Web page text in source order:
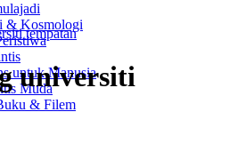
& Kosmologi
untuk Manusia
Muda
& Filem
tempatan
universiti